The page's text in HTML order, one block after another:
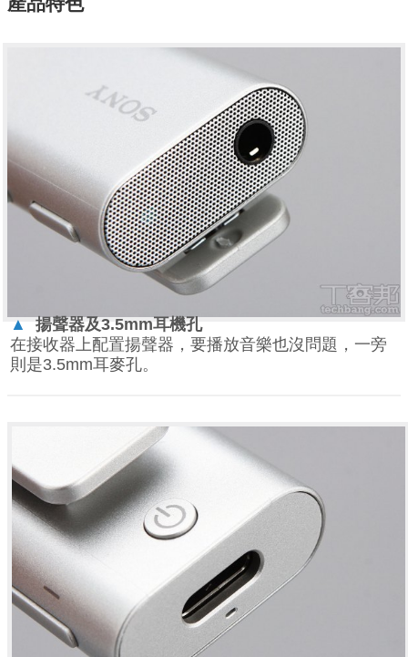
▲ 揚聲器及3.5mm耳機孔
在接收器上配置揚聲器，要播放音樂也沒問題，一旁
則是3.5mm耳麥孔。